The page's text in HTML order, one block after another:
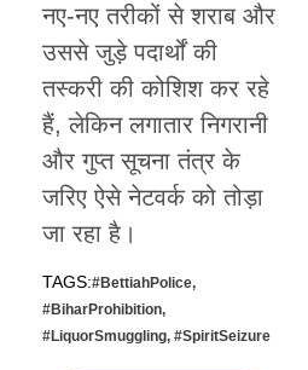
नए-नए तरीकों से शराब और
उससे जुड़े पदार्थों की
तस्करी की कोशिश कर रहे
हैं, लेकिन लगातार निगरानी
और गुप्त सूचना तंत्र के
जरिए ऐसे नेटवर्क को तोड़ा
जा रहा है।
TAGS:#BettiahPolice,
#BiharProhibition,
#LiquorSmuggling, #SpiritSeizure